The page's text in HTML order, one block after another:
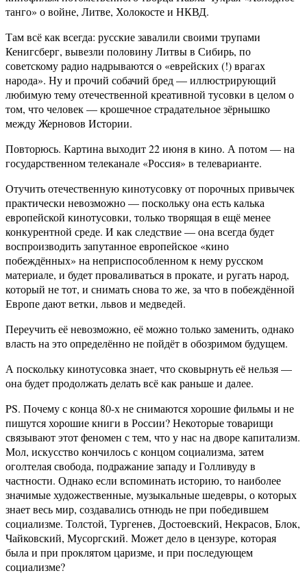
танго» о войне, Литве, Холокосте и НКВД.
Там всё как всегда: русские завалили своими трупами
Кенигсберг, вывезли половину Литвы в Сибирь, по
советскому радио надрываются о «еврейских (!) врагах
народа». Ну и прочий собачий бред — иллюстрирующий
любимую тему отечественной креативной тусовки в целом о
том, что человек — крошечное страдательное зёрнышко
между Жерновов Истории.
Повторюсь. Картина выходит 22 июня в кино. А потом — на
государственном телеканале «Россия» в телеварианте.
Отучить отечественную кинотусовку от порочных привычек
практически невозможно — поскольку она есть калька
европейской кинотусовки, только творящая в ещё менее
конкурентной среде. И как следствие — она всегда будет
воспроизводить запутанное европейское «кино
побеждённых» на неприспособленном к нему русском
материале, и будет проваливаться в прокате, и ругать народ,
который не тот, и снимать снова то же, за что в побеждённой
Европе дают ветки, львов и медведей.
Переучить её невозможно, её можно только заменить, однако
власть на это определённо не пойдёт в обозримом будущем.
А поскольку кинотусовка знает, что сковырнуть её нельзя —
она будет продолжать делать всё как раньше и далее.
PS. Почему с конца 80-х не снимаются хорошие фильмы и не
пишутся хорошие книги в России? Некоторые товарищи
связывают этот феномен с тем, что у нас на дворе капитализм.
Мол, искусство кончилось с концом социализма, затем
оголтелая свобода, подражание западу и Голливуду в
частности. Однако если вспоминать историю, то наиболее
значимые художественные, музыкальные шедевры, о которых
знает весь мир, создавались отнюдь не при победившем
социализме. Толстой, Тургенев, Достоевский, Некрасов, Блок,
Чайковский, Мусоргский. Может дело в цензуре, которая
была и при проклятом царизме, и при последующем
социализме?